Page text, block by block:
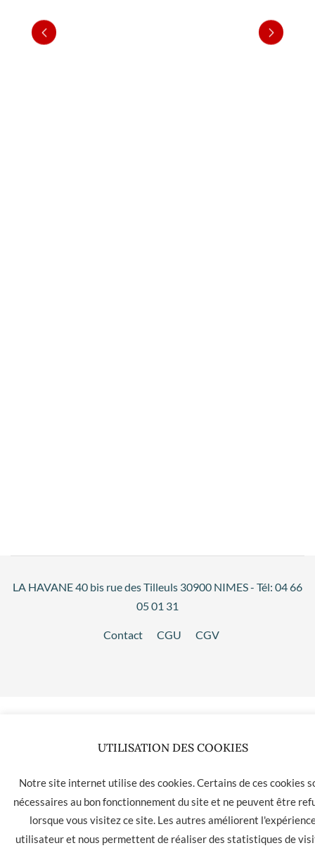
LA HAVANE 40 bis rue des Tilleuls 30900 NIMES - Tél: 04 66
05 01 31
Contact CGU CGV
UTILISATION DES COOKIES
Notre site internet utilise des cookies. Certains de ces cookies
nécessaires au bon fonctionnement du site et ne peuvent être
lorsque vous visitez ce site. Les autres améliorent
utilisateur et nous permettent de réaliser des statistiques de